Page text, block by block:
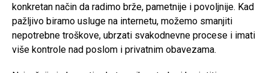
konkretan način da radimo brže, pametnije i povoljnije. Kad
pažljivo biramo usluge na internetu, možemo smanjiti
nepotrebne troškove, ubrzati svakodnevne procese i imati
više kontrole nad poslom i privatnim obavezama.